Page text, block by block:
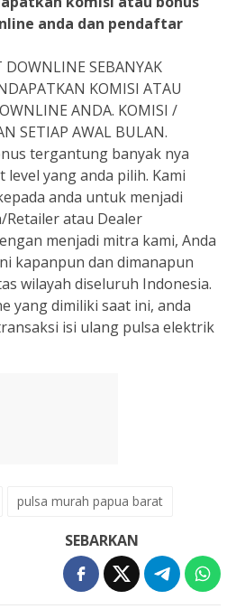
anda dan pendaftar
SEBANYAK
KOMISI ATAU
ANDA. KOMISI /
SETIAP AWAL BULAN.
tergantung banyak nya
yang anda pilih. Kami
anda untuk menjadi
Retailer atau Dealer
menjadi mitra kami, Anda
kapanpun dan dimanapun
wilayah diseluruh Indonesia.
yang dimiliki saat ini, anda
isi ulang pulsa elektrik
pulsa murah papua barat
SEBARKAN